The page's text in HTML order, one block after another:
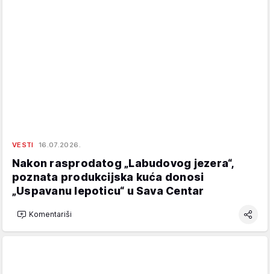
VESTI 16.07.2026.
Nakon rasprodatog „Labudovog jezera“,
poznata produkcijska kuća donosi
„Uspavanu lepoticu“ u Sava Centar
Komentariši